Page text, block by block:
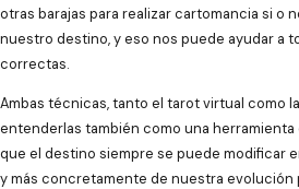
otras barajas para realizar cartomancia si o
nuestro destino, y eso nos puede ayudar a
correctas.
Ambas técnicas, tanto el tarot virtual como
entenderlas también como una
que el destino siempre se puede modificar
y más concretamente de nuestra evolución